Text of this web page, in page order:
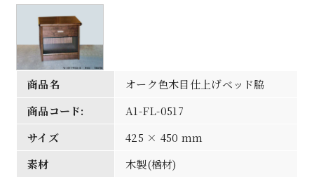
商品名
オーク色木目仕上げベッド脇
商品コード:
A1-FL-0517
サイズ
425 × 450 mm
素材
木製(楢材)